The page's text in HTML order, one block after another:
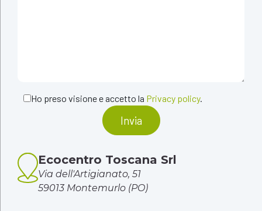
Ho preso visione e accetto la Privacy policy.
Ecocentro Toscana Srl
Via dell'Artigianato, 51
59013 Montemurlo (PO)